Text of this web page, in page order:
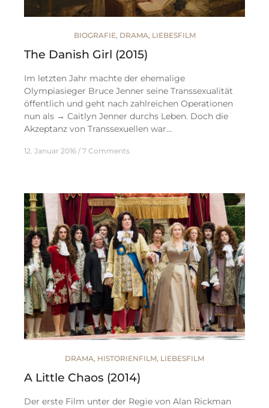
BIOGRAFIE, DRAMA, LIEBESFILM
The Danish Girl (2015)
Im letzten Jahr machte der ehemalige
Olympiasieger Bruce Jenner seine Transsexualität
öffentlich und geht nach zahlreichen Operationen
nun als → Caitlyn Jenner durchs Leben. Doch die
Akzeptanz von Transsexuellen war…
12. Januar 2016 7 Comments
DRAMA, HISTORIENFILM, LIEBESFILM
A Little Chaos (2014)
Der erste Film unter der Regie von Alan Rickman